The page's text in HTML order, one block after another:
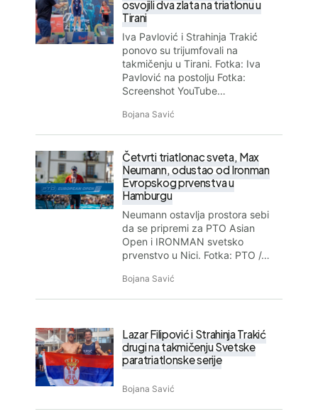
osvojili dva zlata na triatlonu u
Tirani
Iva Pavlović i Strahinja Trakić
ponovo su trijumfovali na
takmičenju u Tirani. Fotka: Iva
Pavlović na postolju Fotka:
Screenshot YouTube…
Bojana Savić
Četvrti triatlonac sveta, Max
Neumann, odustao od Ironman
Evropskog prvenstva u
Hamburgu
Neumann ostavlja prostora sebi
da se pripremi za PTO Asian
Open i IRONMAN svetsko
prvenstvo u Nici. Fotka: PTO /…
Bojana Savić
Lazar Filipović i Strahinja Trakić
drugi na takmičenju Svetske
paratriatlonske serije
Bojana Savić